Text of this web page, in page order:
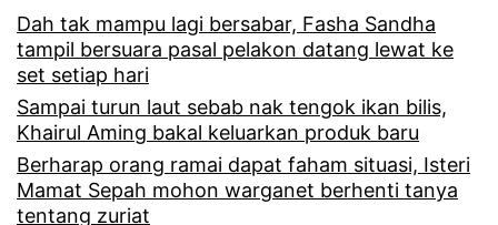
Dah tak mampu lagi bersabar, Fasha Sandha
tampil bersuara pasal pelakon datang lewat ke
set setiap hari
Sampai turun laut sebab nak tengok ikan bilis,
Khairul Aming bakal keluarkan produk baru
Berharap orang ramai dapat faham situasi, Isteri
Mamat Sepah mohon warganet berhenti tanya
tentang zuriat